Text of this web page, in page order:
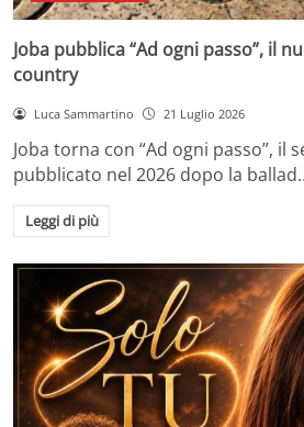
Joba pubblica “Ad ogni passo”, il
country
Luca Sammartino 21 Luglio 2026
Joba torna con “Ad ogni passo”, il
pubblicato nel 2026 dopo la
Leggi di più